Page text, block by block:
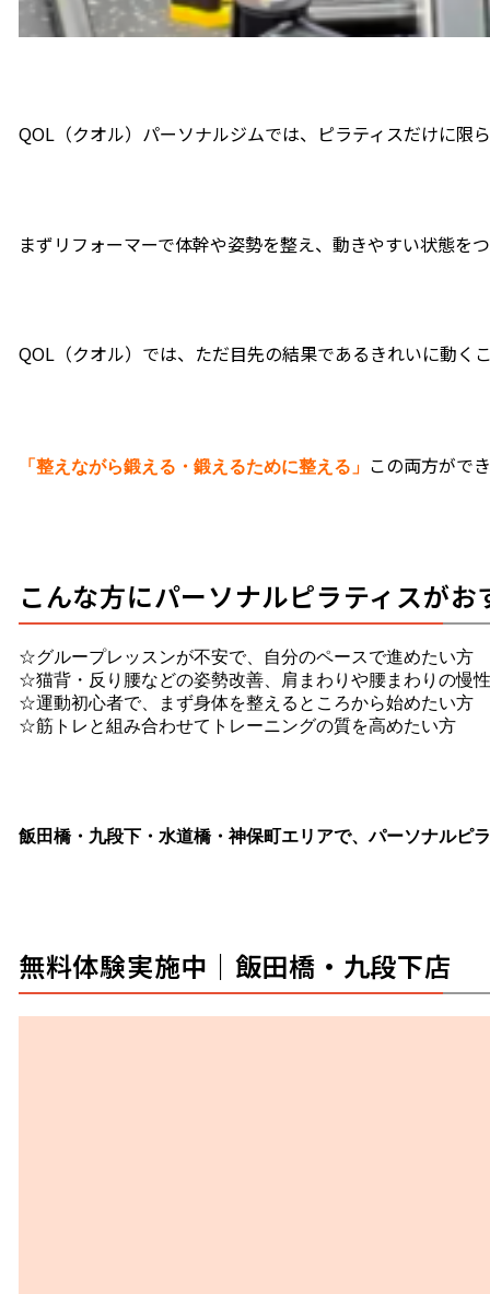
QOL（クオル）パーソナルジムでは、ピラティスだけに限
まずリフォーマーで体幹や姿勢を整え、動きやすい状態を
QOL（クオル）では、ただ目先の結果であるきれいに動く
「整えながら鍛える・鍛えるために整える」 この両方がで
こんな方にパーソナルピラティスがお
☆グループレッスンが不安で、自分のペースで進めたい方
☆猫背・反り腰などの姿勢改善、肩まわりや腰まわりの慢
☆運動初心者で、まず身体を整えるところから始めたい方
☆筋トレと組み合わせてトレーニングの質を高めたい方
飯田橋・九段下・水道橋・神保町エリアで、パーソナルピ
無料体験実施中｜飯田橋・九段下店